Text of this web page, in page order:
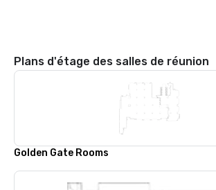
Plans d'étage des salles de réunion
Golden Gate Rooms